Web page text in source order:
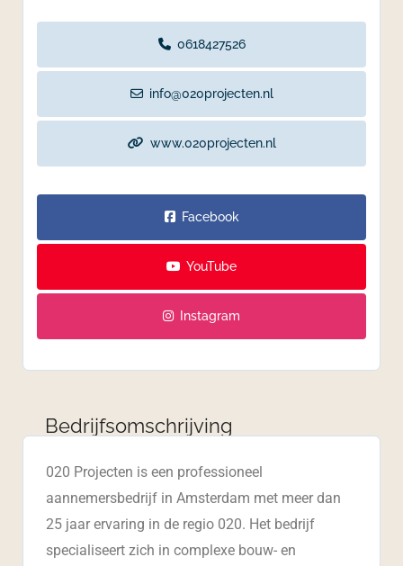
0618427526
info@020projecten.nl
www.020projecten.nl
Facebook
YouTube
Instagram
Bedrijfsomschrijving
020 Projecten is een professioneel
aannemersbedrijf in Amsterdam met meer dan
25 jaar ervaring in de regio 020. Het bedrijf
specialiseert zich in complexe bouw- en